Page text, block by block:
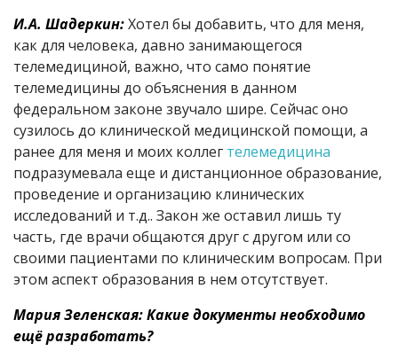
И.А. Шадеркин:Хотел бы добавить, что для меня,
как для человека, давно занимающегося
телемедициной, важно, что само понятие
телемедицины до объяснения в данном
федеральном законе звучало шире. Сейчас оно
сузилось до клинической медицинской помощи, а
ранее для меня и моих коллег телемедицина
подразумевала еще и дистанционное образование,
проведение и организацию клинических
исследований и т.д.. Закон же оставил лишь ту
часть, где врачи общаются друг с другом или со
своими пациентами по клиническим вопросам. При
этом аспект образования в нем отсутствует.
Мария Зеленская: Какие документы необходимо
ещё разработать?